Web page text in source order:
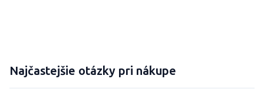
Najčastejšie otázky pri nákupe